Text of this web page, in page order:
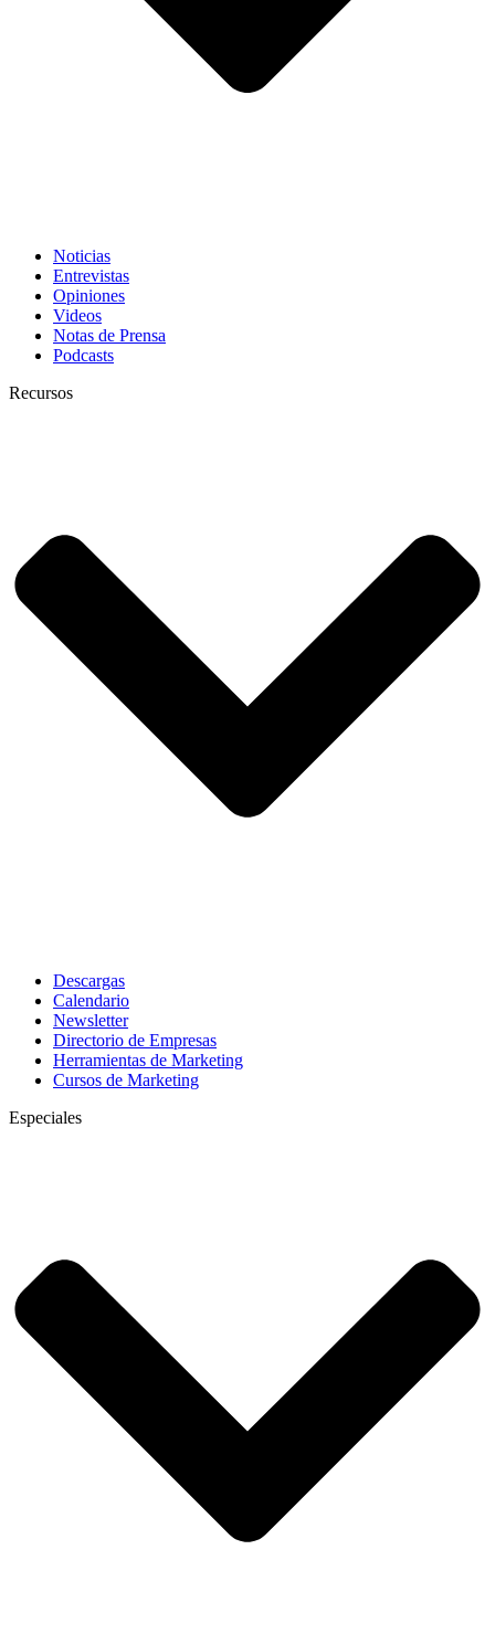
Noticias
Entrevistas
Opiniones
Videos
Notas de Prensa
Podcasts
Recursos
Descargas
Calendario
Newsletter
Directorio de Empresas
Herramientas de Marketing
Cursos de Marketing
Especiales